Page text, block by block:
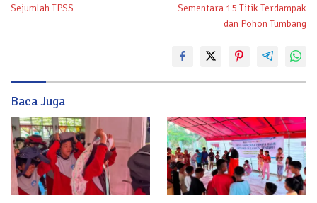
Sejumlah TPSS
Sementara 15 Titik Terdampak
dan Pohon Tumbang
Baca Juga